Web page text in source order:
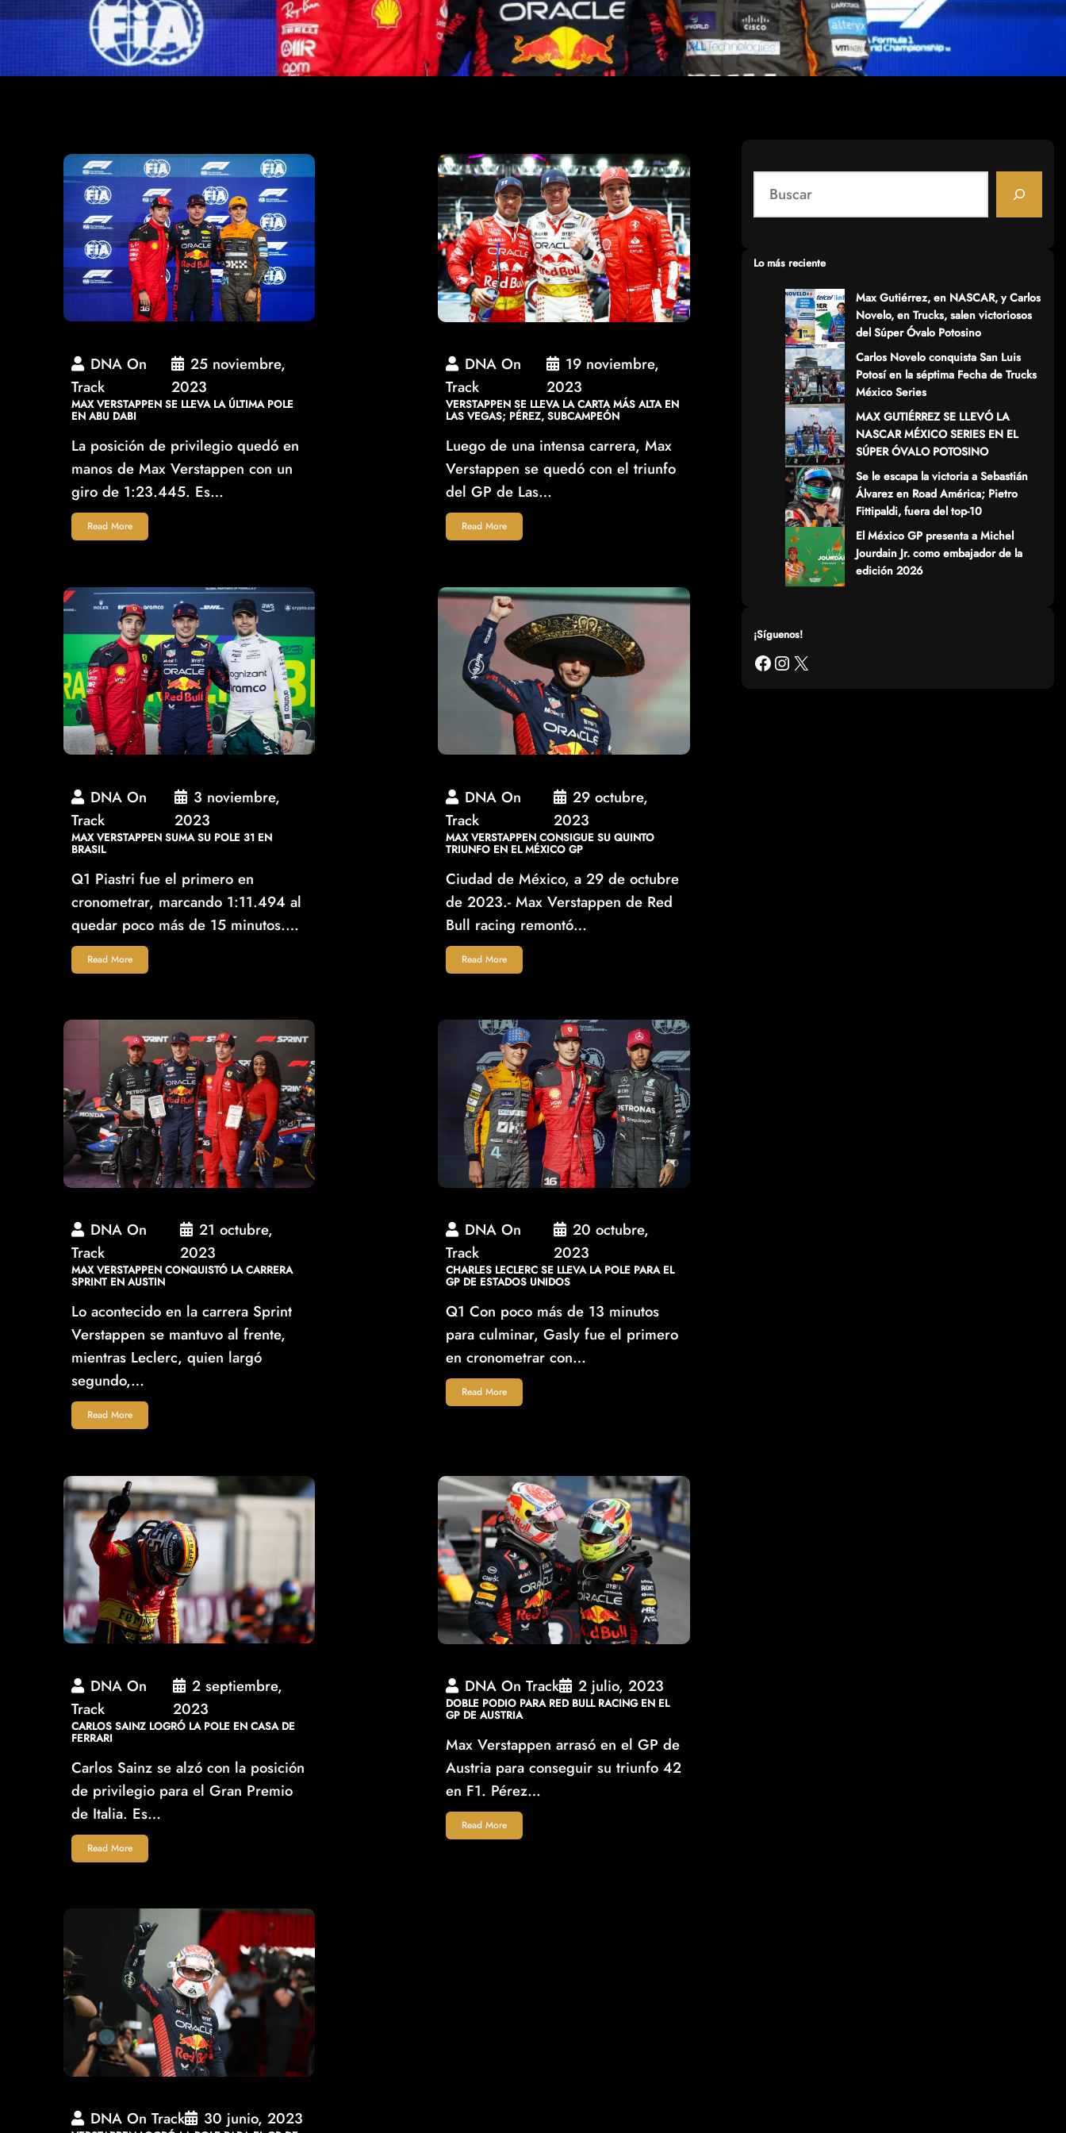
DNA On
Track
25 noviembre,
2023
MAX VERSTAPPEN SE LLEVA LA ÚLTIMA POLE
EN ABU DABI
La posición de privilegio quedó en
manos de Max Verstappen con un
giro de 1:23.445. Es…
Read More
DNA On
Track
19 noviembre,
2023
VERSTAPPEN SE LLEVA LA CARTA MÁS ALTA EN
LAS VEGAS; PÉREZ, SUBCAMPEÓN
Luego de una intensa carrera, Max
Verstappen se quedó con el triunfo
del GP de Las…
Read More
DNA On
Track
3 noviembre,
2023
MAX VERSTAPPEN SUMA SU POLE 31 EN
BRASIL
Q1 Piastri fue el primero en
cronometrar, marcando 1:11.494 al
quedar poco más de 15 minutos.…
Read More
DNA On
Track
29 octubre,
2023
MAX VERSTAPPEN CONSIGUE SU QUINTO
TRIUNFO EN EL MÉXICO GP
Ciudad de México, a 29 de octubre
de 2023.- Max Verstappen de Red
Bull racing remontó…
Read More
DNA On
Track
21 octubre,
2023
MAX VERSTAPPEN CONQUISTÓ LA CARRERA
SPRINT EN AUSTIN
Lo acontecido en la carrera Sprint
Verstappen se mantuvo al frente,
mientras Leclerc, quien largó
segundo,…
Read More
DNA On
Track
20 octubre,
2023
CHARLES LECLERC SE LLEVA LA POLE PARA EL
GP DE ESTADOS UNIDOS
Q1 Con poco más de 13 minutos
para culminar, Gasly fue el primero
en cronometrar con…
Read More
DNA On
Track
2 septiembre,
2023
CARLOS SAINZ LOGRÓ LA POLE EN CASA DE
FERRARI
Carlos Sainz se alzó con la posición
de privilegio para el Gran Premio
de Italia. Es…
Read More
DNA On Track 2 julio, 2023
DOBLE PODIO PARA RED BULL RACING EN EL
GP DE AUSTRIA
Max Verstappen arrasó en el GP de
Austria para conseguir su triunfo 42
en F1. Pérez…
Read More
DNA On Track 30 junio, 2023
a
cLo más reciente
Max Gutiérrez, en NASCAR, y Carlos
Novelo, en Trucks, salen victoriosos
del Súper Óvalo Potosino
Carlos Novelo conquista San Luis
Potosí en la séptima Fecha de Trucks
México Series
MAX GUTIÉRREZ SE LLEVÓ LA
NASCAR MÉXICO SERIES EN EL
SÚPER ÓVALO POTOSINO
Se le escapa la victoria a Sebastián
Álvarez en Road América; Pietro
Fittipaldi, fuera del top-10
El México GP presenta a Michel
Jourdain Jr. como embajador de la
edición 2026
¡Síguenos!
Facebook Instagram X